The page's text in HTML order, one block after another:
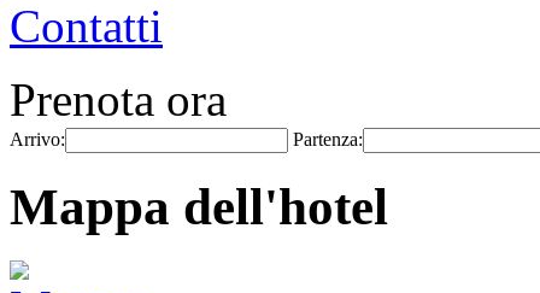
Contatti
Prenota ora
Arrivo: Partenza:
Mappa dell'hotel